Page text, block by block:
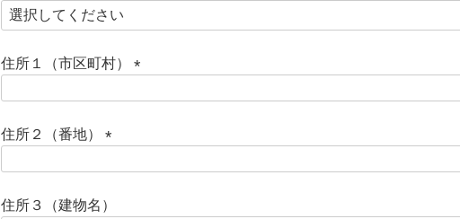
)(
須
)
住所１（市区町村）
住所２（番地）
須
住所３（建物名）